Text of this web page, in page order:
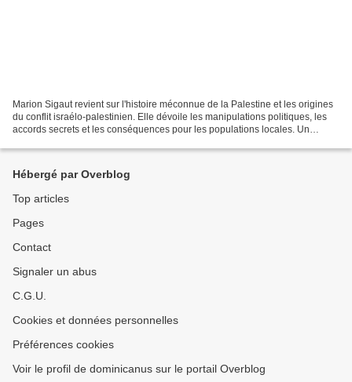
Marion Sigaut revient sur l'histoire méconnue de la Palestine et les origines
du conflit israélo-palestinien. Elle dévoile les manipulations politiques, les
accords secrets et les conséquences pour les populations locales. Un
Hébergé par Overblog
Top articles
Pages
Contact
Signaler un abus
C.G.U.
Cookies et données personnelles
Préférences cookies
Voir le profil de dominicanus sur le portail Overblog